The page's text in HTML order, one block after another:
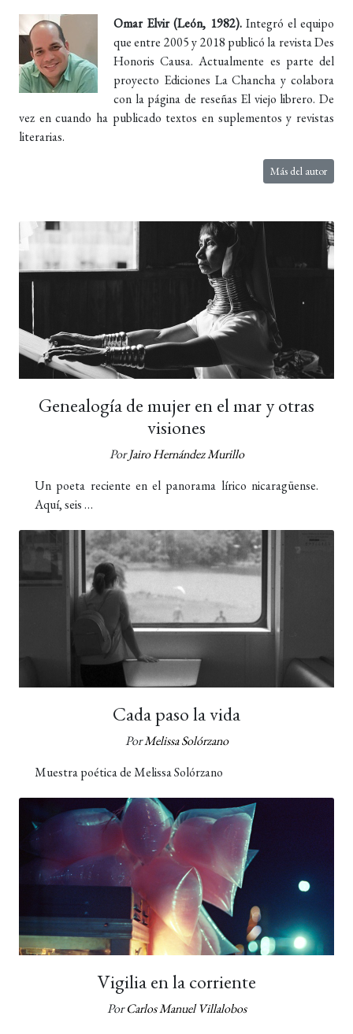
Omar Elvir (León, 1982).Integró el equipo
que entre 2005 y 2018 publicó la revista Des
Honoris Causa. Actualmente es parte del
proyecto Ediciones La Chancha y colabora
con la página de reseñas El viejo librero. De
vez en cuando ha publicado textos en suplementos y revistas
literarias.
Más del autor
Genealogía de mujer en el mar y otras
visiones
PorJairo Hernández Murillo
Un poeta reciente en el panorama lírico nicaragüense.
Aquí, seis …
Cada paso la vida
PorMelissa Solórzano
Muestra poética de Melissa Solórzano
Vigilia en la corriente
PorCarlos Manuel Villalobos